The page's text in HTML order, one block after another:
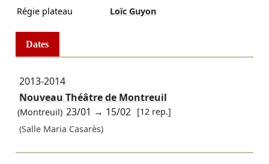
Régie plateau Loïc Guyon
Dates
2013-2014
Nouveau Théâtre de Montreuil
(Montreuil) 23/01 → 15/02 [12 rep.]
(Salle Maria Casarès)